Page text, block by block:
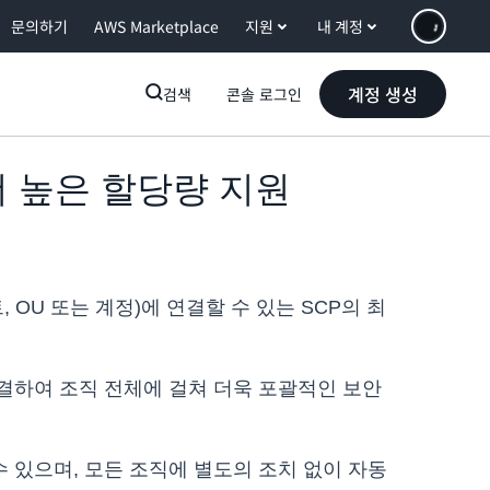
문의하기 AWS Marketplace 지원 내 계정
검색 콘솔 로그인 계정 생성
높은 할당량 지원
또는 계정)에 연결할 수 있는 SCP의 최
하여 조직 전체에 걸쳐 더욱 포괄적인 보안
있으며, 모든 조직에 별도의 조치 없이 자동